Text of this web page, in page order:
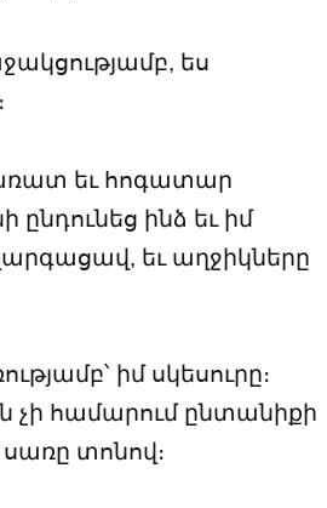
ես
եւ հոգատար
ինձ եւ իմ
եւ աղջիկները
իմ սկեսուրը։
չի համարում ընտանիքի
սառը տոնով։